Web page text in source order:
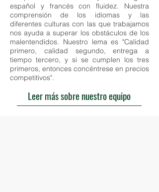
español y francés con fluidez. Nuestra
comprensión de los idiomas y las
diferentes culturas con las que trabajamos
nos ayuda a superar los obstáculos de los
malentendidos. Nuestro lema es "Calidad
primero, calidad segundo, entrega a
tiempo tercero, y si se cumplen los tres
primeros, entonces concéntrese en precios
competitivos".
Leer más sobre nuestro equipo